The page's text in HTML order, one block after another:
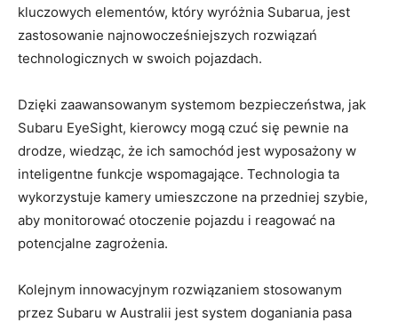
kluczowych elementów, który wyróżnia Subarua, jest
zastosowanie najnowocześniejszych rozwiązań
technologicznych w swoich pojazdach.
Dzięki zaawansowanym‌ systemom bezpieczeństwa, jak
Subaru EyeSight, kierowcy mogą czuć się pewnie na
drodze, ⁣wiedząc, że ‍ich samochód jest ​wyposażony w
inteligentne⁣ funkcje wspomagające. Technologia ta
wykorzystuje kamery umieszczone na przedniej szybie,‍
aby monitorować otoczenie pojazdu i reagować na
potencjalne zagrożenia.
Kolejnym innowacyjnym​ rozwiązaniem stosowanym
‍przez Subaru w Australii jest system doganiania pasa